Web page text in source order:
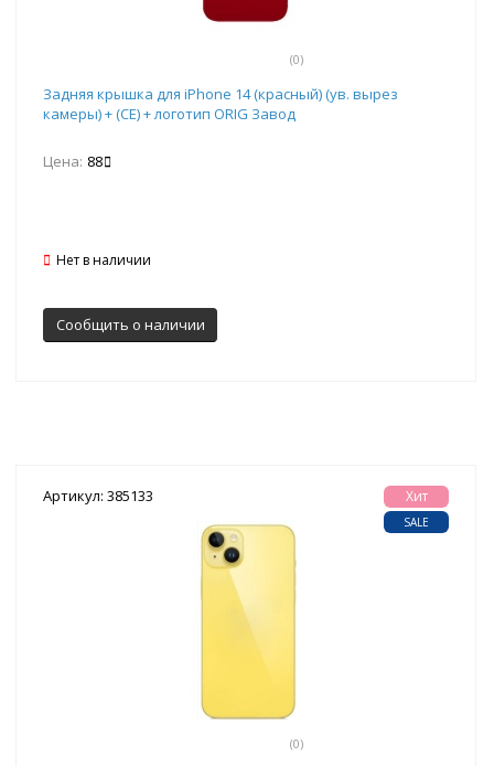
(0)
Задняя крышка для iPhone 14 (красный) (ув. вырез
камеры) + (СЕ) + логотип ORIG Завод
Цена: 88
Нет в наличии
Сообщить о наличии
Артикул: 385133
(0)
Хит
SALE